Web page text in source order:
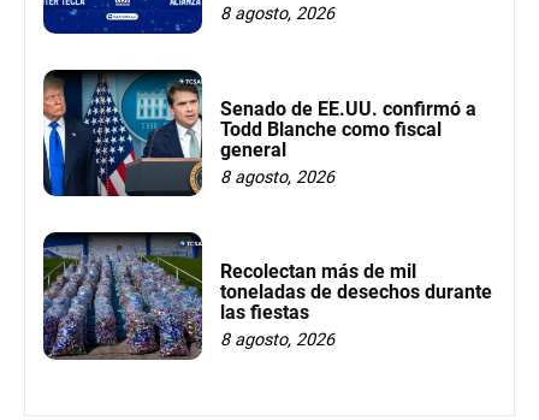
8 agosto, 2026
Senado de EE.UU. confirmó a
Todd Blanche como fiscal
general
8 agosto, 2026
Recolectan más de mil
toneladas de desechos durante
las fiestas
8 agosto, 2026